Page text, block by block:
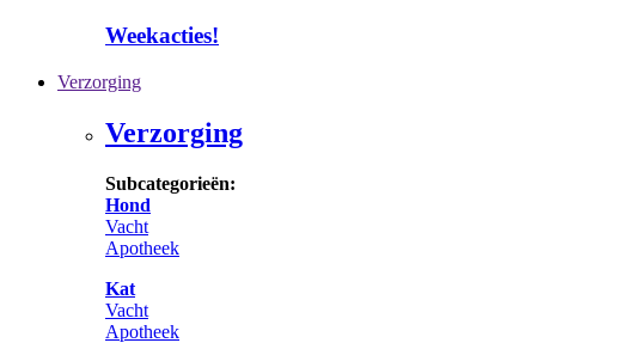
Weekacties!
Verzorging
Verzorging
Subcategorieën:
Hond
Vacht
Apotheek
Kat
Vacht
Apotheek